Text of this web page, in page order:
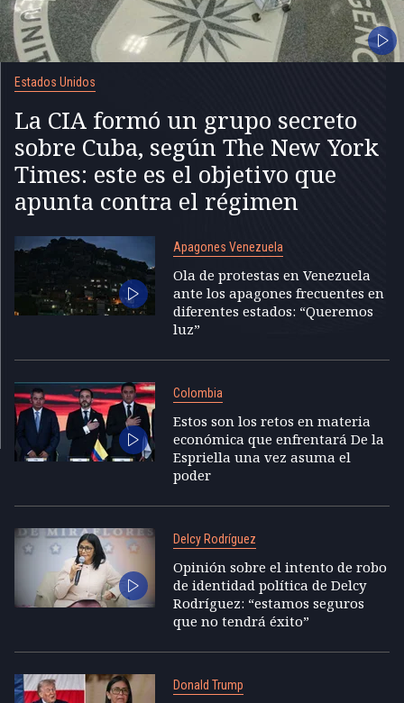
Estados Unidos
La CIA formó un grupo secreto
sobre Cuba, según The New York
Times: este es el objetivo que
apunta contra el régimen
Apagones Venezuela
Ola de protestas en Venezuela
ante los apagones frecuentes en
diferentes estados: “Queremos
luz”
Colombia
Estos son los retos en materia
económica que enfrentará De la
Espriella una vez asuma el
poder
Delcy Rodríguez
Opinión sobre el intento de robo
de identidad política de Delcy
Rodríguez: “estamos seguros
que no tendrá éxito”
Donald Trump